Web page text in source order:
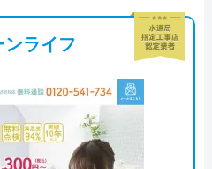
ライフ